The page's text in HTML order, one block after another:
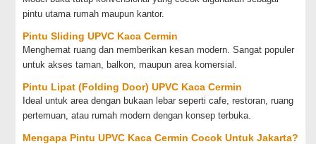
pintu utama rumah maupun kantor.
Pintu Sliding UPVC Kaca Cermin
Menghemat ruang dan memberikan kesan modern. Sangat populer
untuk akses taman, balkon, maupun area komersial.
Pintu Lipat (Folding Door) UPVC Kaca Cermin
Ideal untuk area dengan bukaan lebar seperti cafe, restoran, ruang
pertemuan, atau rumah modern dengan konsep terbuka.
Mengapa Pintu UPVC Kaca Cermin Cocok Untuk Jakarta?